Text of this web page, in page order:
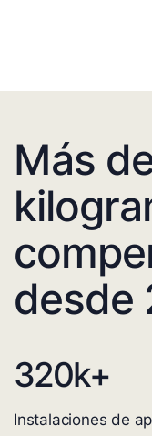
Más
desde
320k+
Instalaciones de